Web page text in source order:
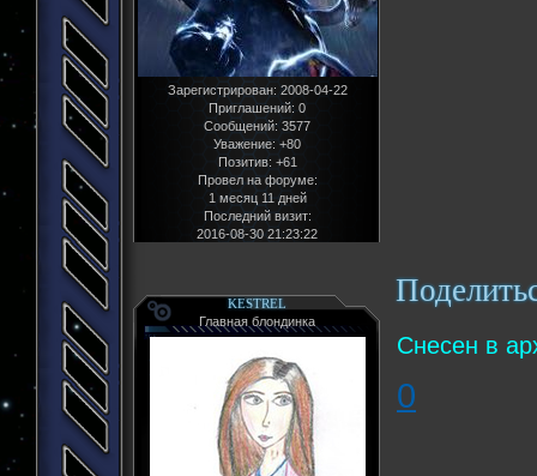
Зарегистрирован: 2008-04-22
Приглашений: 0
Сообщений: 3577
Уважение: +80
Позитив: +61
Провел на форуме:
1 месяц 11 дней
Последний визит:
2016-08-30 21:23:22
KESTREL
Главная блондинка
Снесен в
0